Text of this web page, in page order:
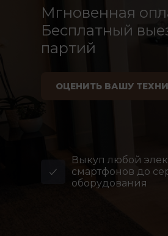
Мгновенная
Бесплатный
партий
ОЦЕНИТЬ ВАШУ
Выкуп любой
смартфонов до
оборудования